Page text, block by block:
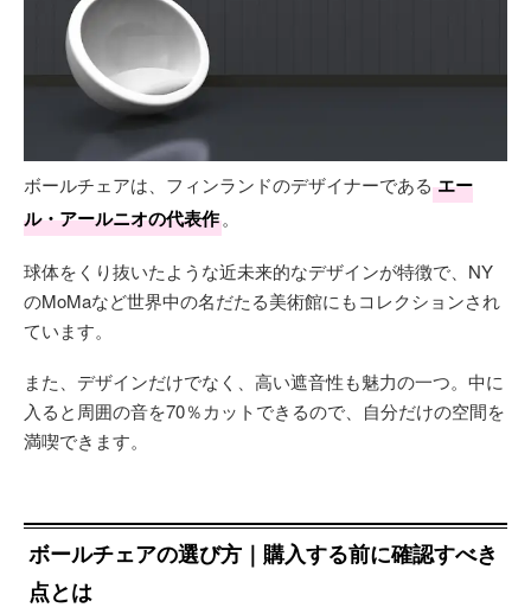
ボールチェアは、フィンランドのデザイナーである エー
ル・アールニオの代表作。
球体をくり抜いたような近未来的なデザインが特徴で、NY
のMoMaなど世界中の名だたる美術館にもコレクションされ
ています。
また、デザインだけでなく、高い遮音性も魅力の一つ。中に
入ると周囲の音を70％カットできるので、自分だけの空間を
満喫できます。
ボールチェアの選び方｜購入する前に確認すべき
点とは